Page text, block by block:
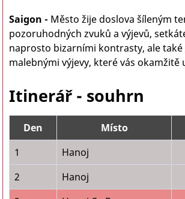
Saigon - Město žije doslova šíleným
pozoruhodných zvuků a výjevů,
naprosto bizarními kontrasty, ale
malebnými výjevy, které vás okamžitě
Itinerář - souhrn
Den Místo
1
Hanoj
2
Hanoj